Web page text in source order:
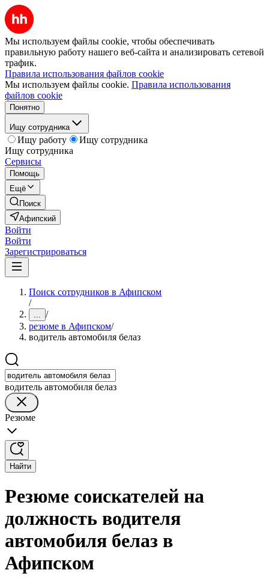
Мы используем файлы cookie, чтобы обеспечивать
правильную работу нашего веб-сайта и анализировать сетевой
трафик.
Правила использования файлов cookie
Мы используем файлы cookie. Правила использования
файлов cookie
Понятно
Ищу сотрудника
Ищу работу
Ищу сотрудника
Ищу сотрудника
Сервисы
Помощь
Ещё
Поиск
Афипский
Войти
Войти
Зарегистрироваться
Поиск сотрудников в Афипском
/
... /
резюме в Афипском/
водитель автомобиля белаз
водитель автомобиля белаз
Резюме
Найти
Резюме соискателей на
должность водителя
автомобиля белаз в
Афипском